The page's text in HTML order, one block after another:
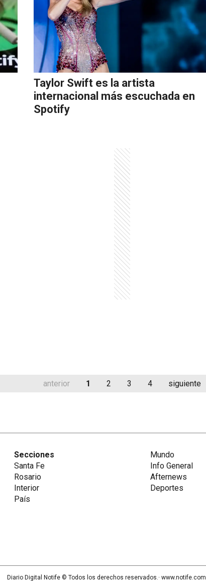
Taylor Swift es la artista
internacional más escuchada en
Spotify
anterior 1 2 3 4 siguiente
Secciones
Santa Fe
Rosario
Interior
País
Mundo
Info General
Afternews
Deportes
Diario Digital Notife© Todos los derechos reservados.· www.notife.com